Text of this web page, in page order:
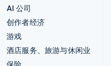
AI 公司
创作者经济
游戏
酒店服务、旅游与休闲业
保险